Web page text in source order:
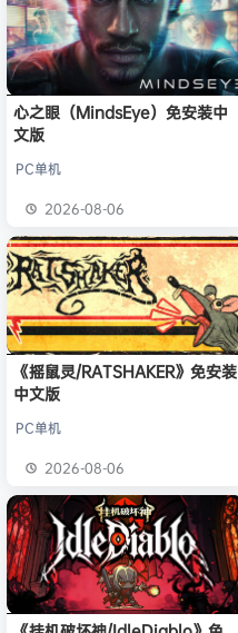
心之眼（MindsEye）免安装中
文版
PC单机
2026-08-06
《摇鼠灵/RATSHAKER》免安装
中文版
PC单机
2026-08-06